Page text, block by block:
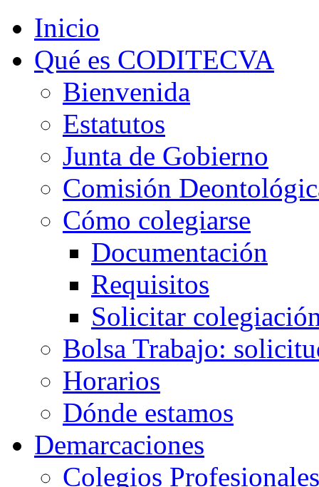
Inicio
Qué es CODITECVA
Bienvenida
Estatutos
Junta de Gobierno
Comisión
Cómo colegiarse
Documentación
Requisitos
Solicitar
Bolsa Trabajo:
Horarios
Dónde estamos
Demarcaciones
Colegios Profesionales